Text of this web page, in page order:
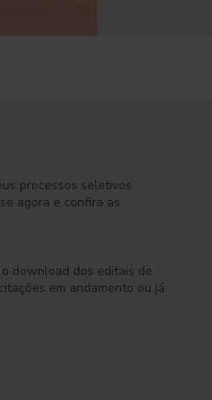
processos seletivos
agora e confira as
download dos editais de
em andamento ou já